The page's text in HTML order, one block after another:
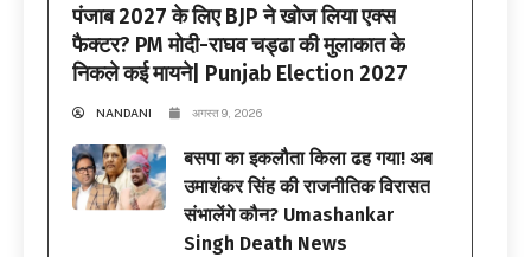
पंजाब 2027 के लिए BJP ने खोज लिया एक्स
फैक्टर? PM मोदी-राघव चड्ढा की मुलाकात के
निकले कई मायने| Punjab Election 2027
NANDANI अगस्त 9, 2026
बसपा का इकलौता किला ढह गया! अब
उमाशंकर सिंह की राजनीतिक विरासत
संभालेंगे कौन? Umashankar
Singh Death News